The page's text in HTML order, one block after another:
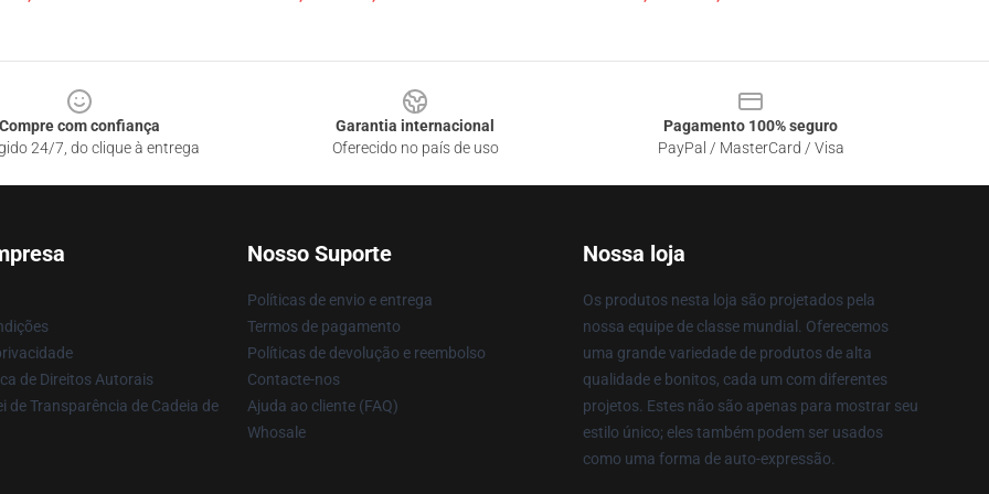
Compre com confiança
24/7, do clique à entrega
Garantia internacional
Oferecido no país de uso
Pagamento 100% seguro
PayPal / MasterCard / Visa
de Direitos Autorais
de Transparência de Cadeia de
Nosso Suporte
Políticas de envio e entrega
Termos de pagamento
Políticas de devolução e reembolso
Contacte-nos
Ajuda ao cliente (FAQ)
Whosale
Nossa loja
Os produtos nesta loja são projetados pela
nossa equipe de classe mundial. Oferecemos
uma grande variedade de produtos de alta
qualidade e bonitos, cada um com diferentes
projetos. Estes não são apenas para mostrar seu
estilo único; eles também podem ser usados
como uma forma de auto-expressão.